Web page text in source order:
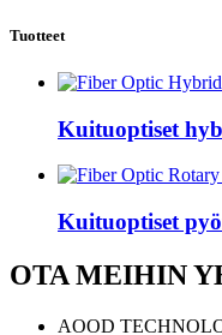
Tuotteet
Kuituoptiset
Kuituoptiset
OTA MEIHIN
AOOD